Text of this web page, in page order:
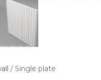
/ Single plate